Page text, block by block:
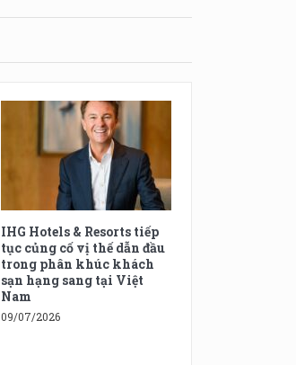
IHG Hotels & Resorts tiếp
tục củng cố vị thế dẫn đầu
trong phân khúc khách
sạn hạng sang tại Việt
Nam
09/07/2026